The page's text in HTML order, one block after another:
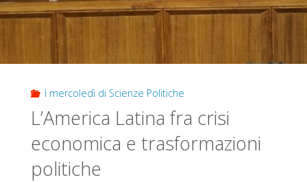
I mercoledì di Scienze Politiche
L’America Latina fra crisi
economica e trasformazioni
politiche